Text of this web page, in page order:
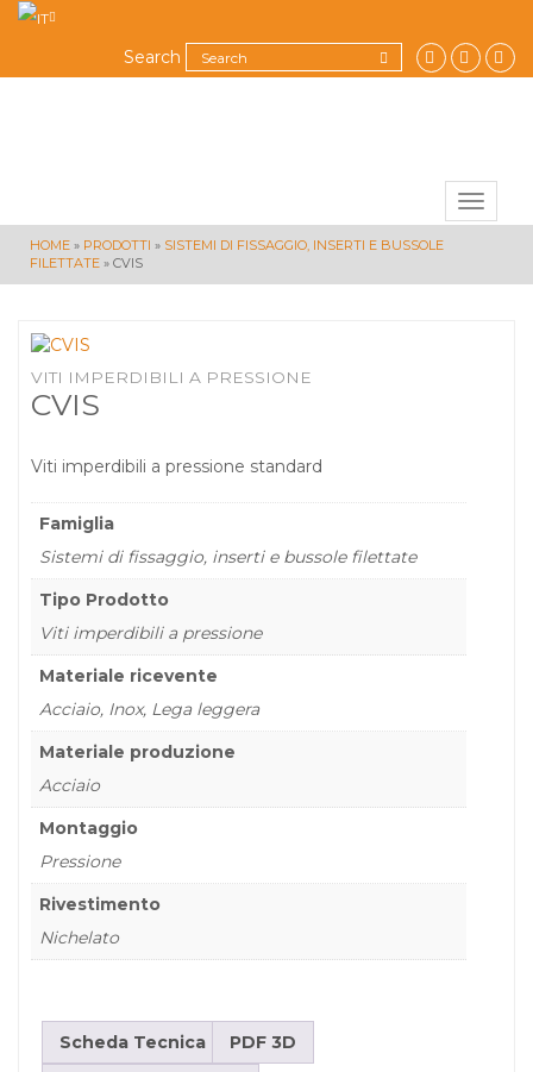
Search
Toggle
HOME » PRODOTTI » SISTEMI DI FISSAGGIO, INSERTI E BUSSOLE
FILETTATE » CVIS
VITI IMPERDIBILI A PRESSIONE
CVIS
Viti imperdibili a pressione standard
Famiglia
Sistemi di fissaggio, inserti e bussole filettate
Tipo Prodotto
Viti imperdibili a pressione
Materiale ricevente
Acciaio, Inox, Lega leggera
Materiale produzione
Acciaio
Montaggio
Pressione
Rivestimento
Nichelato
Scheda Tecnica
PDF 3D